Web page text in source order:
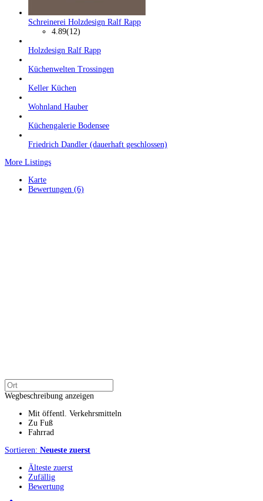
Schreinerei Holzdesign Ralf Rapp
4.89(12)
Holzdesign Ralf Rapp
Küchenwelten Trossingen
Keller Küchen
Wohnland Hauber
Küchengalerie Bodensee
Friedrich Dandler (dauerhaft geschlossen)
More Listings
Karte
Bewertungen (6)
Wegbeschreibung anzeigen
Mit öffentl. Verkehrsmitteln
Zu Fuß
Fahrrad
Sortieren: Neueste zuerst
Älteste zuerst
Zufällig
Bewertung